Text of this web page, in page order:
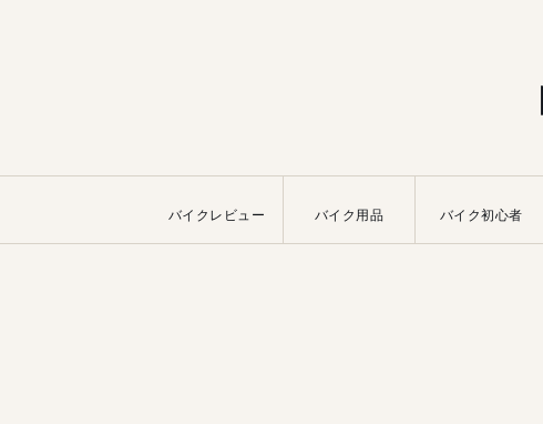
バイクレビュー バイク用品 バイク初心者